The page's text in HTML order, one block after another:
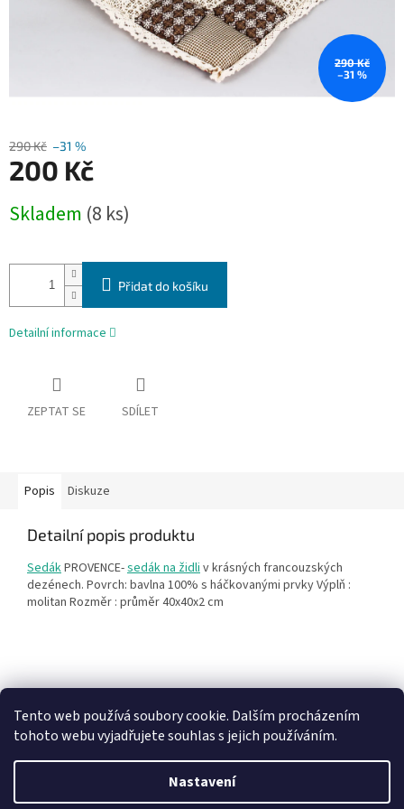
Tento web používá soubory cookie. Dalším procházením
tohoto webu vyjadřujete souhlas s jejich používáním.
Nastavení
290 Kč
–31 %
290 Kč –31 %
200 Kč
cena:
Skladem (8 ks)
Přidat do košíku
Detailní informace
ZEPTAT SE SDÍLET
Popis Diskuze
Detailní popis produktu
SedákPROVENCE-sedák na židliv krásných francouzských
dezénech. Povrch: bavlna 100% s háčkovanými prvky Výplň :
molitan Rozměr : průměr 40x40x2 cm
á
Vytvořil Shoptet